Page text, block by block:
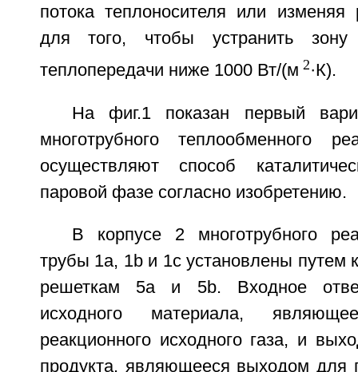
потока теплоносителя или изменяя
для того, чтобы устранить
теплопередачи ниже 1000 Вт/(м 2·К).
На фиг.1 показан первый
многотрубного теплообменного
осуществляют способ
паровой фазе согласно изобретению.
В корпусе 2 многотрубного
трубы 1а, 1b и 1с установлены путем
решеткам 5а и 5b. Входное
исходного материала,
реакционного исходного газа, и
продукта, являющееся выходом для